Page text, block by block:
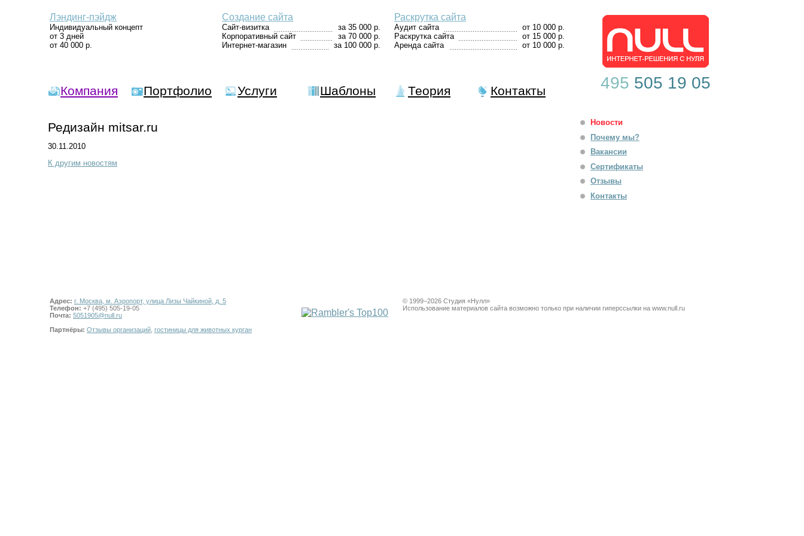
Лэндинг-пэйдж
Индивидуальный концепт
от 3 дней
от 40 000 р.
Создание сайта
Сайт-визитка
за 35 000 р.
Корпоративный сайт
за 70 000 р.
Интернет-магазин
за 100 000 р.
Раскрутка сайта
Аудит сайта
от 10 000 р.
Раскрутка сайта
от 15 000 р.
Аренда сайта
от 10 000 р.
Компания Портфолио Услуги Шаблоны Теория Контакты 495 505 19 05
Редизайн mitsar.ru
30.11.2010
К другим новостям
Новости
Почему мы?
Вакансии
Сертификаты
Отзывы
Контакты
Адрес: г. Москва, м. Аэропорт, улица Лизы Чайкиной, д. 5
Телефон: +7 (495) 505-19-05
Почта: 5051905@null.ru
Партнёры: Отзывы организаций гостиницы для животных курган
© 1999−2026 Студия «Нулл»
Использование материалов сайта возможно только при наличии гиперссылки на www.null.ru